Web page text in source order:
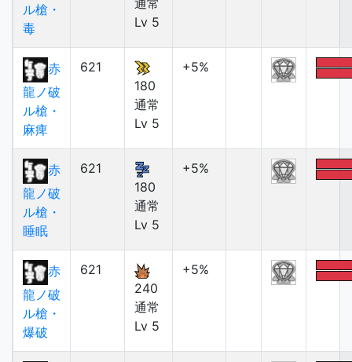
ル槍・
毒
通常
Lv 5
赤
龍ノ破
ル槍・
麻痺
621
180
通常
Lv 5
+5%
赤
龍ノ破
ル槍・
睡眠
621
180
通常
Lv 5
+5%
赤
龍ノ破
ル槍・
爆破
621
240
通常
Lv 5
+5%